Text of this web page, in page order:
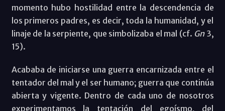
momento hubo hostilidad entre la descendencia de
los primeros padres, es decir, toda la humanidad, y el
linaje de la serpiente, que simbolizaba el mal (cf. Gn3,
15).
Acababa de iniciarse una guerra encarnizada entre el
tentador del mal y el ser humano; guerra que continúa
abierta y vigente. Dentro de cada uno de nosotros
experimentamos la tentación del egoísmo, del